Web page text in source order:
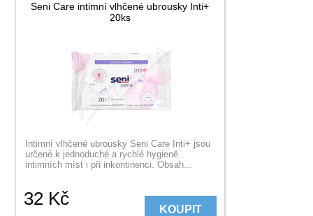
Seni Care intimní vlhčené ubrousky Inti+
20ks
Intimní vlhčené ubrousky Seni Care Inti+ jsou
určené k jednoduché a rychlé hygieně
intimních míst i při inkontinenci. Obsah...
32 Kč
KOUPIT